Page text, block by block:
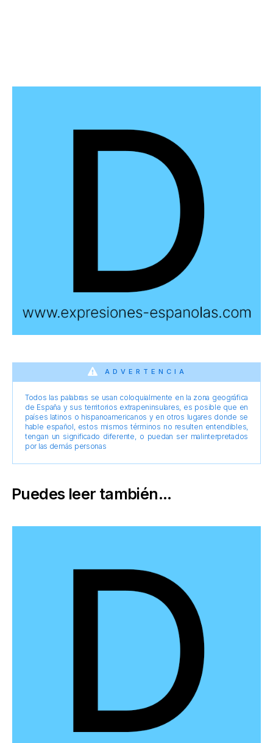
ADVERTENCIA
Todos las palabras se usan coloquialmente en la zona geográfica
de España y sus territorios extrapeninsulares, es posible que en
países latinos o hispanoamericanos y en otros lugares donde se
hable español, estos mismos términos no resulten entendibles,
tengan un significado diferente, o puedan ser malinterpretados
por las demás personas
Puedes leer también...